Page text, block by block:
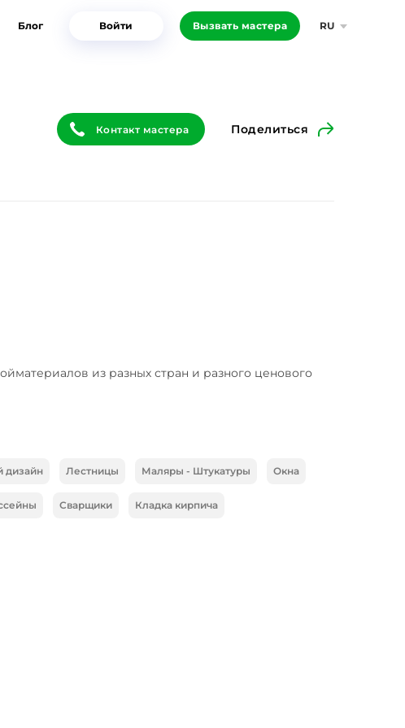
Блог Войти Вызвать мастера RU
Контакт мастера Поделиться
из разных стран и разного ценового
дизайн Лестницы Маляры - Штукатуры Окна
Сварщики Кладка кирпича